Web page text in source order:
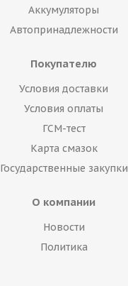
Аккумуляторы
Автопринадлежности
Покупателю
Условия доставки
Условия оплаты
ГСМ-тест
Карта смазок
Государственные закупки
О компании
Новости
Политика